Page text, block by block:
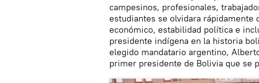
campesinos, profesionales,
estudiantes se olvidara rápidamente
económico, estabilidad política e
presidente indígena en la historia
elegido mandatario argentino,
primer presidente de Bolivia que se